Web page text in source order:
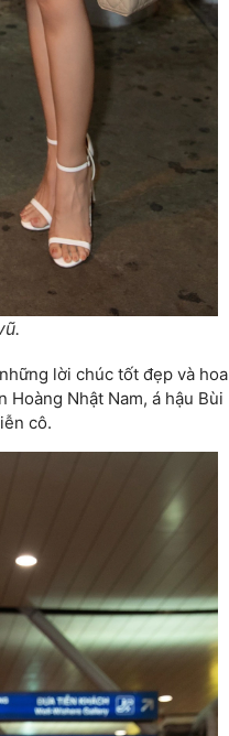
lời chúc tốt đẹp và hoa
Nhật Nam, á hậu Bùi
cô.